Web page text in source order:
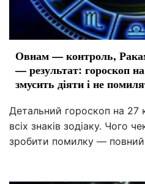
Овнам — контроль,
— результат: гороскоп
змусить діяти і не
Детальний гороскоп на 27
всіх знаків зодіаку. Чого
зробити помилку — повний